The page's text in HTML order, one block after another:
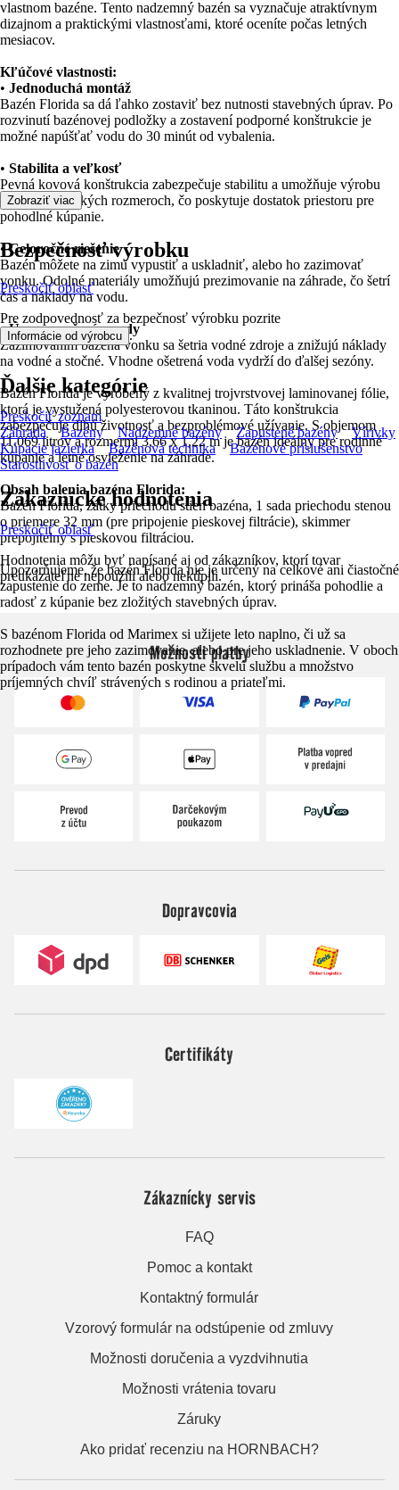
vlastnom bazéne. Tento nadzemný bazén sa vyznačuje atraktívnym
dizajnom a praktickými vlastnosťami, ktoré oceníte počas letných
mesiacov.
Kľúčové vlastnosti:
• Jednoduchá montáž
Bazén Florida sa dá ľahko zostaviť bez nutnosti stavebných úprav. Po
rozvinutí bazénovej podložky a zostavení podporné konštrukcie je
možné napúšťať vodu do 30 minút od vybalenia.
• Stabilita a veľkosť
Pevná kovová konštrukcia zabezpečuje stabilitu a umožňuje výrobu
bazéna vo veľkých rozmeroch, čo poskytuje dostatok priestoru pre
pohodlné kúpanie.
•Celoročné riešenie
Bazén môžete na zimu vypustiť a uskladniť, alebo ho zazimovať
vonku. Odolné materiály umožňujú prezimovanie na záhrade, čo šetrí
čas a náklady na vodu.
•Úspora peňazí a vody
Zazimovaním bazéna vonku sa šetria vodné zdroje a znižujú náklady
na vodné a stočné. Vhodne ošetrená voda vydrží do ďalšej sezóny.
Bazén Florida je vyrobený z kvalitnej trojvrstvovej laminovanej fólie,
ktorá je vystužená polyesterovou tkaninou. Táto konštrukcia
zabezpečuje dlhú životnosť a bezproblémové užívanie. S objemom
11.069 litrov a rozmermi 3,66 x 1,22 m je bazén ideálny pre rodinné
kúpanie a letné osvieženie na záhrade.
Obsah balenia bazéna Florida:
Bazén Florida, zátky priechodu stien bazéna, 1 sada priechodu stenou
o priemere 32 mm (pre pripojenie pieskovej filtrácie), skimmer
prepojitelný s pieskovou filtráciou.
Upozorňujeme, že bazén Florida nie je určený na celkové ani čiastočné
zapustenie do zeme. Je to nadzemný bazén, ktorý prináša pohodlie a
radosť z kúpanie bez zložitých stavebných úprav.
S bazénom Florida od Marimex si užijete leto naplno, či už sa
rozhodnete pre jeho zazimovanie, alebo pre jeho uskladnenie. V oboch
prípadoch vám tento bazén poskytne skvelú službu a množstvo
príjemných chvíľ strávených s rodinou a priateľmi.
Zobraziť viac
Bezpečnosť výrobku
Preskočiť oblasť
Pre zodpovednosť za bezpečnosť výrobku pozrite
Informácie od výrobcu .
Ďalšie kategórie
Preskočiť zoznam
Záhrada
Bazény Nadzemné bazény Zapustené bazény
Vírivky
Kúpacie jazierka
Bazénová technika
Bazénové príslušenstvo
Starostlivosť o bazén
Zákaznícke hodnotenia
Preskočiť oblasť
Hodnotenia môžu byť napísané aj od zákazníkov, ktorí tovar
preukázateľne nepoužili alebo nekúpili.
Možnosti platby
Dopravcovia
Certifikáty
Zákaznícky servis
FAQ
Pomoc a kontakt
Kontaktný formulár
Vzorový formulár na odstúpenie od zmluvy
Možnosti doručenia a vyzdvihnutia
Možnosti vrátenia tovaru
Záruky
Ako pridať recenziu na HORNBACH?